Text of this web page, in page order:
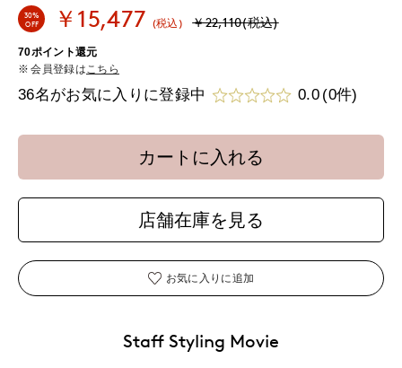
30%
OFF
￥15,477 (税込) ￥22,110(税込)
70ポイント還元
会員登録は こちら
36名がお気に入りに登録中 0.0 (0件)
カートに入れる
店舗在庫を見る
お気に入りに追加
Staff Styling Movie